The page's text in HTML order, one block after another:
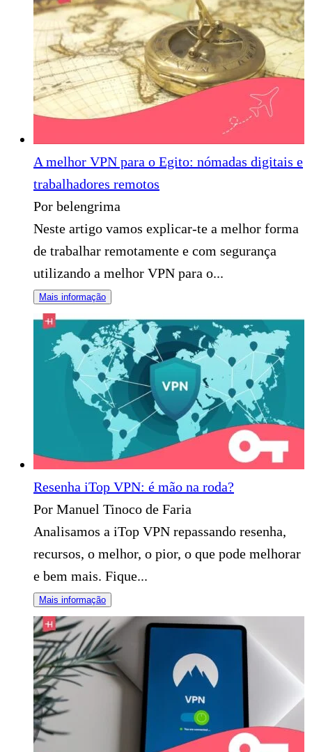
A melhor VPN para o Egito: nómadas digitais e
trabalhadores remotos
Por belengrima
Neste artigo vamos explicar-te a melhor forma
de trabalhar remotamente e com segurança
utilizando a melhor VPN para o...
Mais informação
Resenha iTop VPN: é mão na roda?
Por Manuel Tinoco de Faria
Analisamos a iTop VPN repassando resenha,
recursos, o melhor, o pior, o que pode melhorar
e bem mais. Fique...
Mais informação